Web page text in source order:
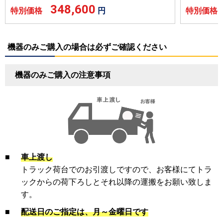
特別価格 348,600 円 特別価
機器のみご購入の場合は必ずご確認ください
機器のみご購入の注意事項
■
車上渡し
トラック荷台でのお引渡しですので、お客様にてトラ
ックからの荷下ろしとそれ以降の運搬をお願い致しま
す。
■
配送日のご指定は、月～金曜日です